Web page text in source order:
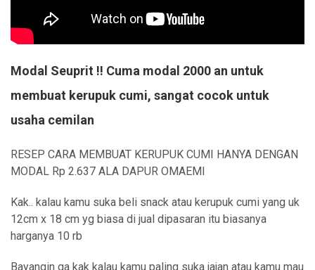
Modal Seuprit !! Cuma modal 2000 an untuk
membuat kerupuk cumi, sangat cocok untuk
usaha cemilan
RESEP CARA MEMBUAT KERUPUK CUMI HANYA DENGAN
MODAL Rp 2.637 ALA DAPUR OMAEMI
Kak.. kalau kamu suka beli snack atau kerupuk cumi yang uk
12cm x 18 cm yg biasa di jual dipasaran itu biasanya
harganya 10 rb
Bayangin ga kak kalau kamu paling suka jajan atau kamu mau